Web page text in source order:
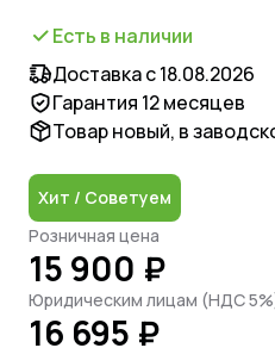
Есть в наличии
Доставка с 18.08.2026
Гарантия 12 месяцев
Товар новый, в
Хит / Советуем
Розничная цена
15 900 ₽
Юридическим лицам (НДС
16 695 ₽